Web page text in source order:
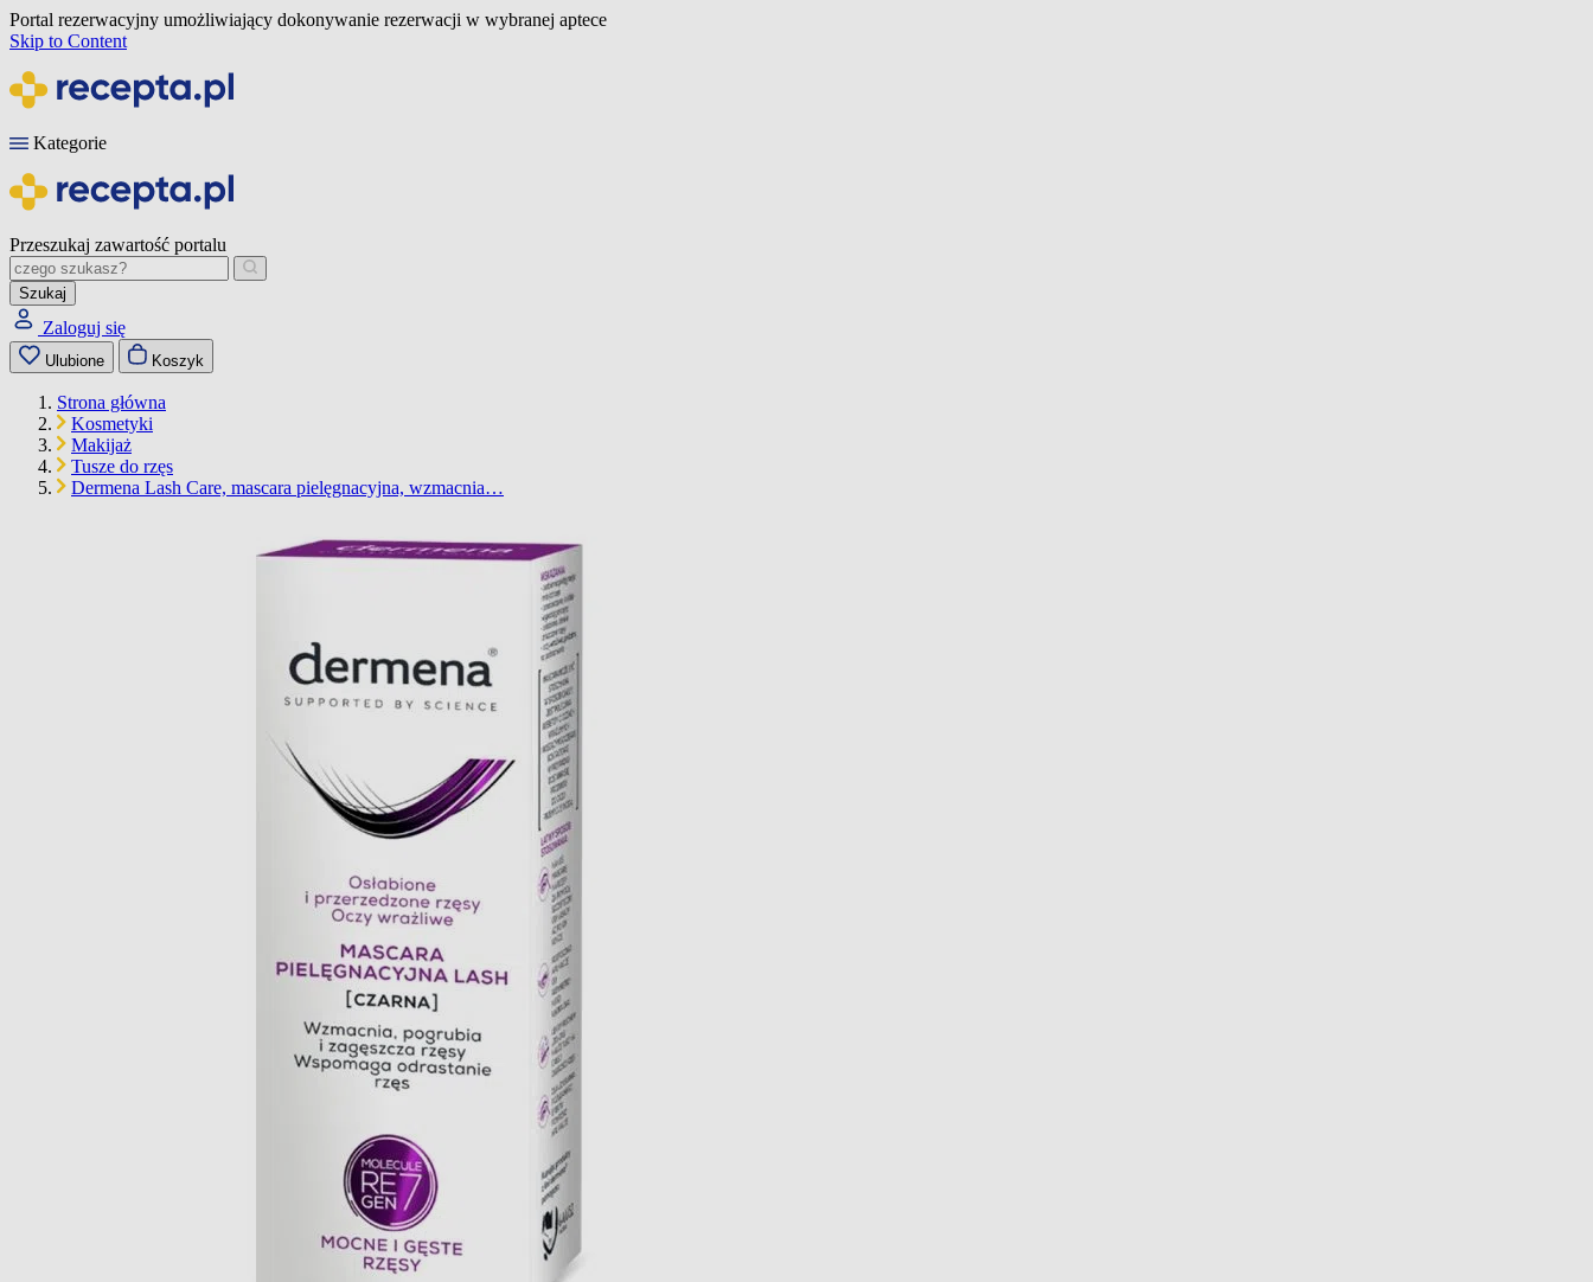
Portal rezerwacyjny umożliwiający dokonywanie rezerwacji w wybranej aptece
Skip to Content
Kategorie
Przeszukaj zawartość portalu
Szukaj
Zaloguj się
Ulubione Koszyk
Strona główna
Kosmetyki
Makijaż
Tusze do rzęs
Dermena Lash Care, mascara pielęgnacyjna, wzmacnia…